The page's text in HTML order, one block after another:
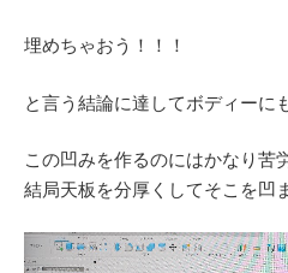
埋めちゃおう！！！
と言う結論に達してボディーに
この凹みを作るのにはかなり苦
結局天板を分厚くしてそこを凹